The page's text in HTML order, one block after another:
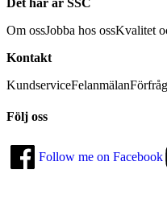
Det här är SSC
Om ossJobba hos ossKvalitet
Kontakt
KundserviceFelanmälan
Följ oss
Follow me on Facebook